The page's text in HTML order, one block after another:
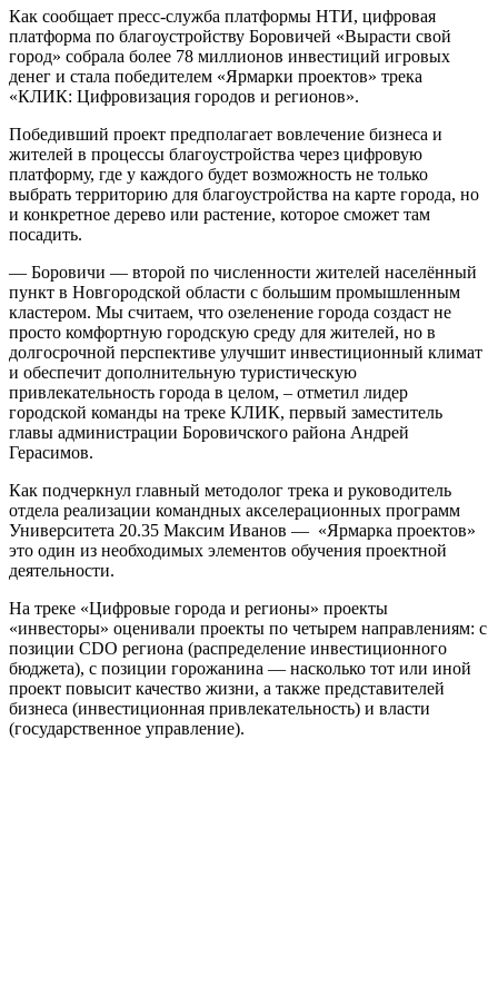
Как сообщает пресс-служба платформы НТИ, цифровая
платформа по благоустройству Боровичей «Вырасти свой
город» собрала более 78 миллионов инвестиций игровых
денег и стала победителем «Ярмарки проектов» трека
«КЛИК: Цифровизация городов и регионов».
Победивший проект предполагает вовлечение бизнеса и
жителей в процессы благоустройства через цифровую
платформу, где у каждого будет возможность не только
выбрать территорию для благоустройства на карте города, но
и конкретное дерево или растение, которое сможет там
посадить.
— Боровичи — второй по численности жителей населённый
пункт в Новгородской области с большим промышленным
кластером. Мы считаем, что озеленение города создаст не
просто комфортную городскую среду для жителей, но в
долгосрочной перспективе улучшит инвестиционный климат
и обеспечит дополнительную туристическую
привлекательность города в целом, – отметил лидер
городской команды на треке КЛИК, первый заместитель
главы администрации Боровичcкого района Андрей
Герасимов.
Как подчеркнул главный методолог трека и руководитель
отдела реализации командных акселерационных программ
Университета 20.35 Максим Иванов — «Ярмарка проектов»
это один из необходимых элементов обучения проектной
деятельности.
На треке «Цифровые города и регионы» проекты
«инвесторы» оценивали проекты по четырем направлениям: с
позиции CDO региона (распределение инвестиционного
бюджета), с позиции горожанина — насколько тот или иной
проект повысит качество жизни, а также представителей
бизнеса (инвестиционная привлекательность) и власти
(государственное управление).